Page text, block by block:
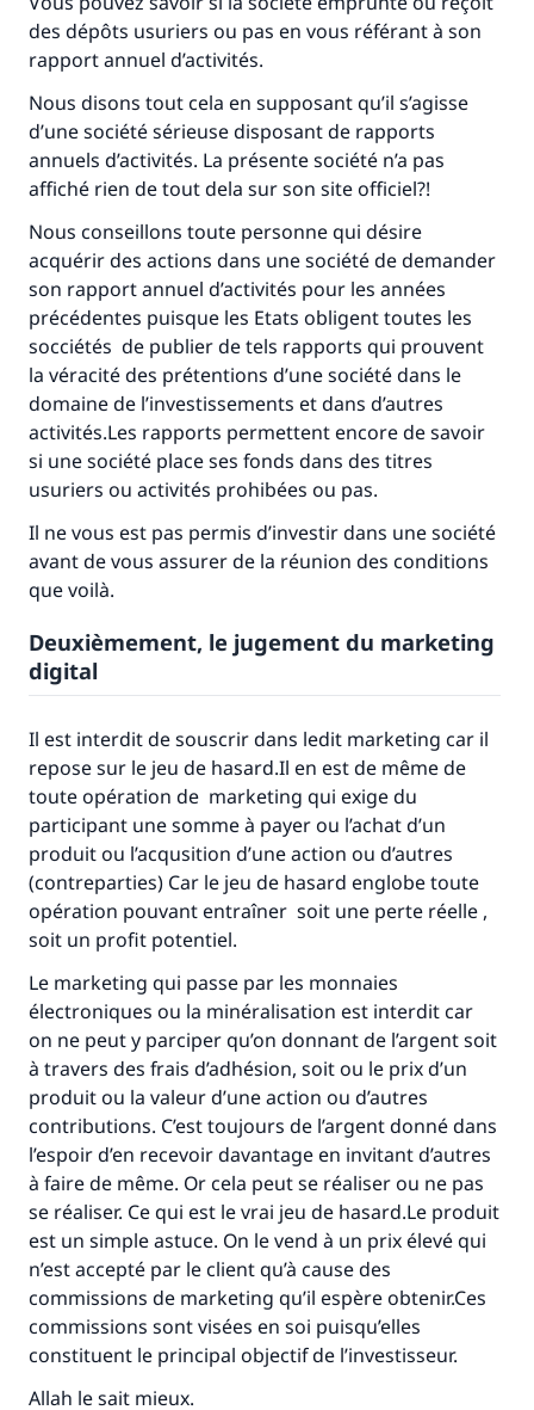
des dépôts usuriers ou pas en vous référant à son
rapport annuel d’activités.
Nous disons tout cela en supposant qu’il s’agisse
d’une société sérieuse disposant de rapports
annuels d’activités. La présente société n’a pas
affiché rien de tout dela sur son site officiel?!
Nous conseillons toute personne qui désire
acquérir des actions dans une société de demander
son rapport annuel d’activités pour les années
précédentes puisque les Etats obligent toutes les
socciétés de publier de tels rapports qui prouvent
la véracité des prétentions d’une société dans le
domaine de l’investissements et dans d’autres
activités.Les rapports permettent encore de savoir
si une société place ses fonds dans des titres
usuriers ou activités prohibées ou pas.
Il ne vous est pas permis d’investir dans une société
avant de vous assurer de la réunion des conditions
que voilà.
Deuxièmement, le jugement du marketing
digital
Il est interdit de souscrir dans ledit marketing car il
repose sur le jeu de hasard.Il en est de même de
toute opération de marketing qui exige du
participant une somme à payer ou l’achat d’un
produit ou l’acqusition d’une action ou d’autres
(contreparties) Car le jeu de hasard englobe toute
opération pouvant entraîner soit une perte réelle ,
soit un profit potentiel.
Le marketing qui passe par les monnaies
électroniques ou la minéralisation est interdit car
on ne peut y parciper qu’on donnant de l’argent soit
à travers des frais d’adhésion, soit ou le prix d’un
produit ou la valeur d’une action ou d’autres
contributions. C’est toujours de l’argent donné dans
l’espoir d’en recevoir davantage en invitant d’autres
à faire de même. Or cela peut se réaliser ou ne pas
se réaliser. Ce qui est le vrai jeu de hasard.Le produit
est un simple astuce. On le vend à un prix élevé qui
n’est accepté par le client qu’à cause des
commissions de marketing qu’il espère obtenir.Ces
commissions sont visées en soi puisqu’elles
constituent le principal objectif de l’investisseur.
Allah le sait mieux.
"Celui qui indique une bonne action obtient la
même récompense que celui qui le fait."
(MOUSLIM 1893)
Soutenez IslamQA